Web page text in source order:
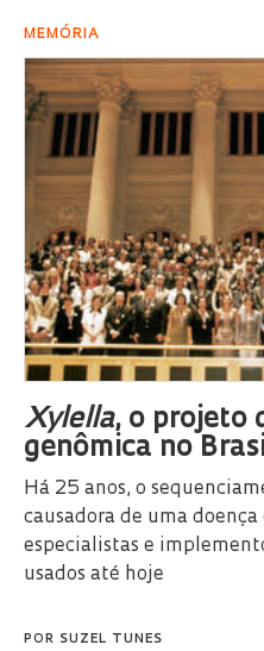
MEMÓRIA
Xylella, o projeto
genômica no
Há 25 anos, o
causadora de uma
especialistas e
usados até hoje
POR SUZEL TUNES